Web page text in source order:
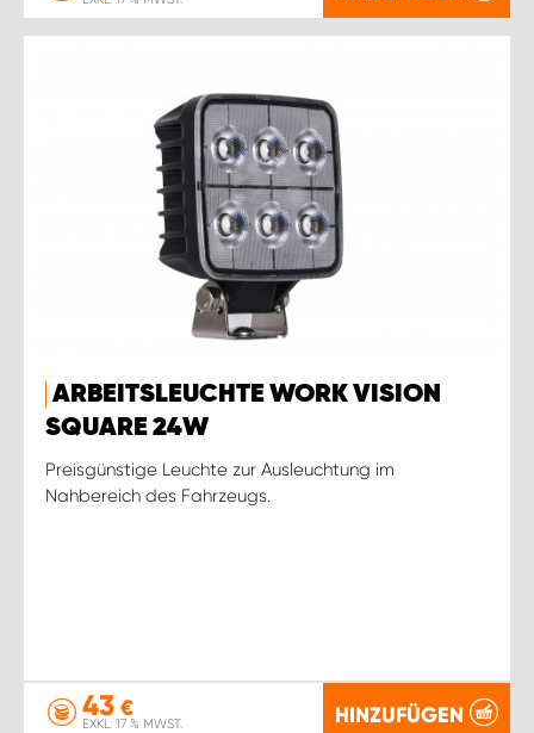
ARBEITSLEUCHTE WORK VISION
SQUARE 24W
Preisgünstige Leuchte zur Ausleuchtung im
Nahbereich des Fahrzeugs.
43 €
EXKL. 17 % MWST. HINZUFÜGEN